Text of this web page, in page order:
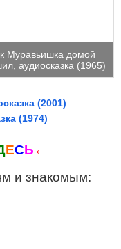
Муравьишка домой
аудиосказка (1965)
(2001)
(1974)
ЕСЬ ←
и знакомым: